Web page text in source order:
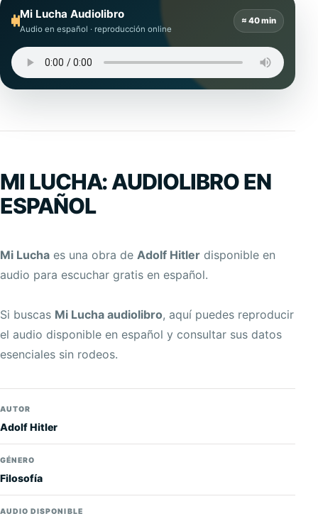
Mi Lucha Audiolibro
Audio en español · reproducción online
≈ 40 min
MI LUCHA: AUDIOLIBRO EN
ESPAÑOL
Mi Lucha es una obra de Adolf Hitler disponible en
audio para escuchar gratis en español.
Si buscas Mi Lucha audiolibro, aquí puedes reproducir
el audio disponible en español y consultar sus datos
esenciales sin rodeos.
AUTOR
Adolf Hitler
GÉNERO
Filosofía
AUDIO DISPONIBLE